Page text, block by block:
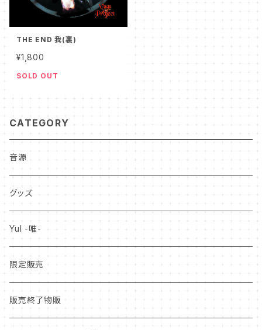
THE END 我(裏)
¥1,800
SOLD OUT
CATEGORY
音源
グッズ
YuI -唯-
限定販売
販売終了物販